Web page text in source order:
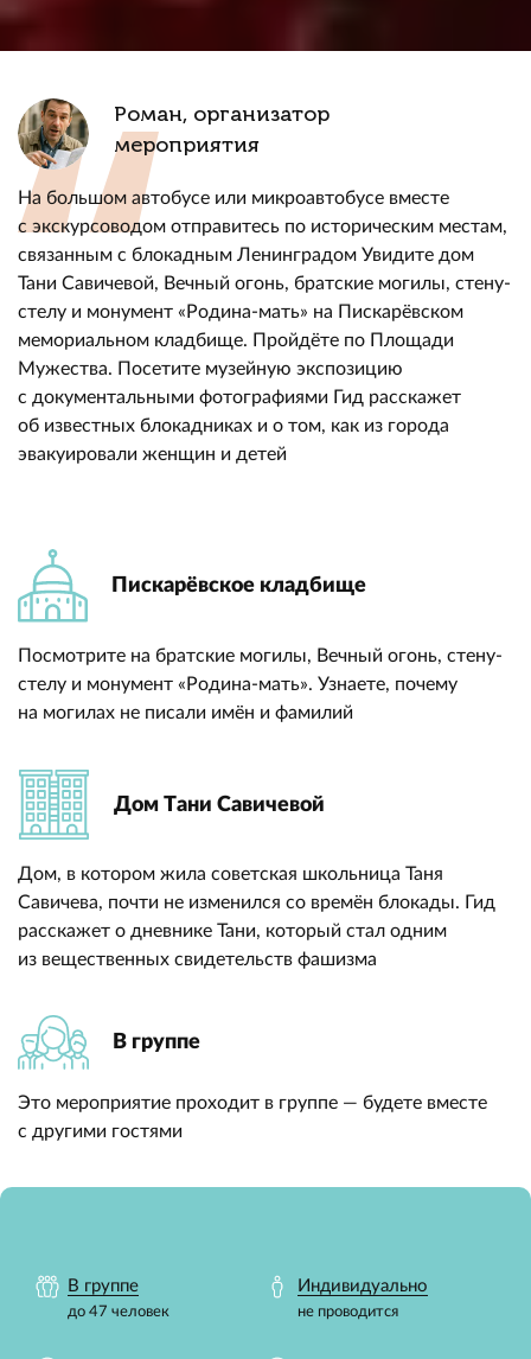
Роман, организатор
мероприятия
На большом автобусе или микроавтобусе вместе
с экскурсоводом отправитесь по историческим местам,
связанным с блокадным Ленинградом Увидите дом
Тани Савичевой, Вечный огонь, братские могилы, стену-
стелу и монумент «Родина-мать» на Пискарёвском
мемориальном кладбище. Пройдёте по Площади
Мужества. Посетите музейную экспозицию
с документальными фотографиями Гид расскажет
об известных блокадниках и о том, как из города
эвакуировали женщин и детей
Пискарёвское кладбище
Посмотрите на братские могилы, Вечный огонь, стену-
стелу и монумент «Родина-мать». Узнаете, почему
на могилах не писали имён и фамилий
Дом Тани Савичевой
Дом, в котором жила советская школьница Таня
Савичева, почти не изменился со времён блокады. Гид
расскажет о дневнике Тани, который стал одним
из вещественных свидетельств фашизма
В группе
Это мероприятие проходит в группе — будете вместе
с другими гостями
В группе
до 47 человек
Индивидуально
не проводится